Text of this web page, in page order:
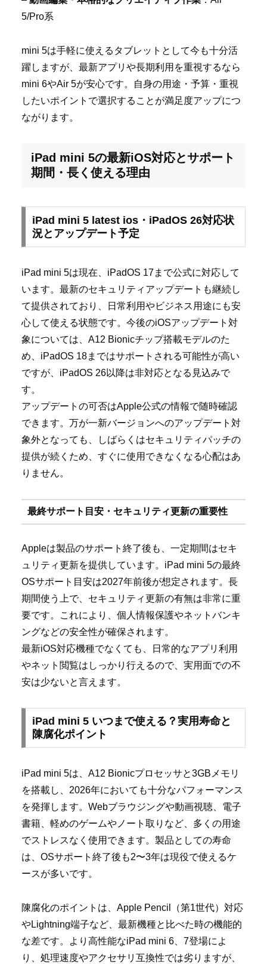
5/Pro系
mini 5は手軽に使えるタブレットとして今も十分活
躍しますが、最新アプリや長期利用を重視するなら
mini 6やAir 5が安心です。自身の用途・予算・重視
したいポイントで選択することが満足度アップにつ
ながります。
iPad mini 5の最新iOS対応とサポート
期間・長く使える理由
iPad mini 5 latest ios・iPadOS 26対応状
況とアップデート予定
iPad mini 5は現在、iPadOS 17まで公式に対応して
います。最新のセキュリティアップデートも継続し
て提供されており、日常利用やビジネス用途にも安
心して使える状態です。今後のiOSアップデート対
象については、A12 Bionicチップ搭載モデルのた
め、iPadOS 18まではサポートされる可能性が高い
ですが、iPadOS 26以降は非対応となる見込みで
す。
アップデートの可否はApple公式の情報で随時確認
できます。万が一新バージョンへのアップデート対
象外となっても、しばらくはセキュリティパッチの
提供が続くため、すぐに使用できなくなる心配はあ
りません。
最終サポート目安・セキュリティ更新の重要性
Appleは製品のサポート終了後も、一定期間はセキ
ュリティ更新を提供しています。iPad mini 5の最終
OSサポート目安は2027年前後が想定されます。長
期間使う上で、セキュリティ更新の有無は非常に重
要です。これにより、個人情報保護やネットバンキ
ングなどの安全性が確保されます。
最新iOS対応機種でなくても、日常的なアプリ利用
やネット閲覧はしっかり行えるので、実用面での不
安は少ないと言えます。
iPad mini 5 いつまで使える？実用寿命と
陳腐化ポイント
iPad mini 5は、A12 Bionicプロセッサと3GBメモリ
を搭載し、2026年においても十分なパフォーマンス
を発揮します。Webブラウジングや動画視聴、電子
書籍、軽めのゲームやノート取りなど、多くの用途
でストレスなく使用できます。製品としての寿命
は、OSサポート終了後も2〜3年は現役で使えるケ
ースが多いです。
陳腐化のポイントは、Apple Pencil（第1世代）対応
やLightning端子など、最新機種と比べた時の機能的
な差です。より高性能なiPad mini 6、7登場によ
り、処理速度やアクセサリ互換性では劣りますが、